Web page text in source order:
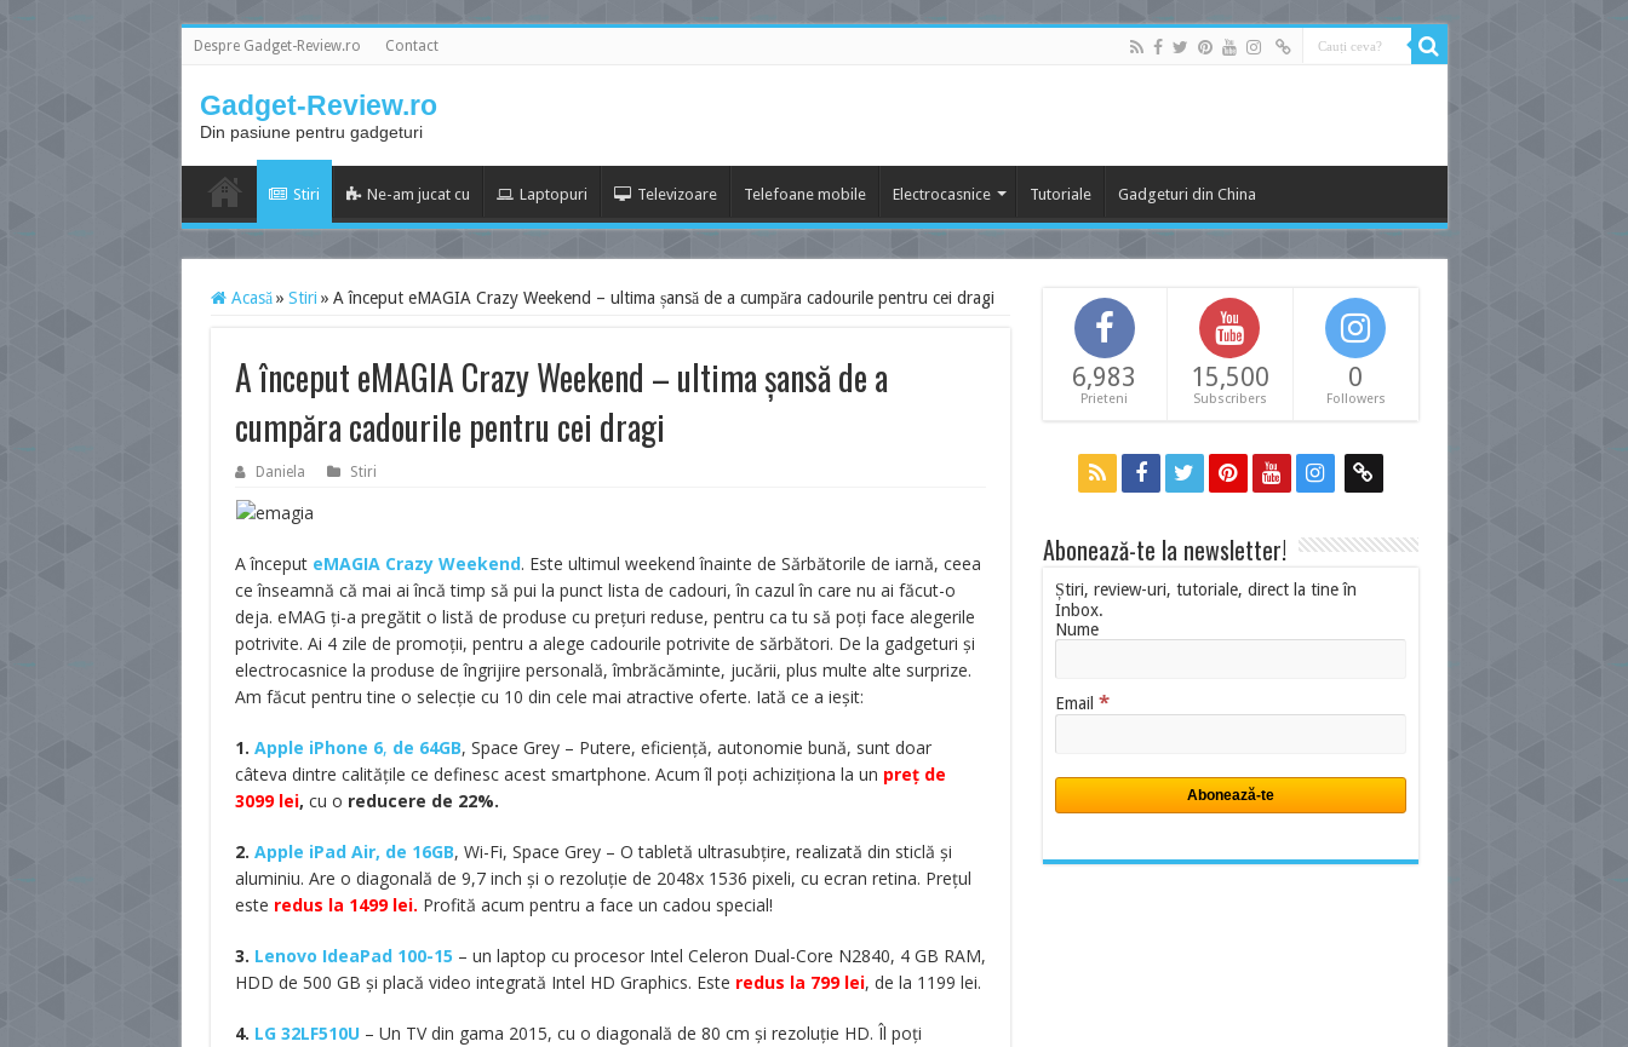
Despre Gadget-Review.ro Contact
Gadget-Review.ro
Din pasiune pentru gadgeturi
Stiri Ne-am jucat cu Laptopuri Televizoare Telefoane mobile Electrocasnice Tutoriale Gadgeturi din China
Acasă » Stiri » A început eMAGIA Crazy Weekend – ultima șansă de a cumpăra cadourile pentru cei dragi
A început eMAGIA Crazy Weekend – ultima șansă de a
cumpăra cadourile pentru cei dragi
Daniela Stiri
A început eMAGIA Crazy Weekend. Este ultimul weekend înainte de Sărbătorile de iarnă, ceea
ce înseamnă că mai ai încă timp să pui la punct lista de cadouri, în cazul în care nu ai făcut-o
deja. eMAG ți-a pregătit o listă de produse cu prețuri reduse, pentru ca tu să poți face alegerile
potrivite. Ai 4 zile de promoții, pentru a alege cadourile potrivite de sărbători. De la gadgeturi și
electrocasnice la produse de îngrijire personală, îmbrăcăminte, jucării, plus multe alte surprize.
Am făcut pentru tine o selecție cu 10 din cele mai atractive oferte. Iată ce a ieșit:
1. Apple iPhone 6, de 64GB, Space Grey – Putere, eficiență, autonomie bună, sunt doar
câteva dintre calitățile ce definesc acest smartphone. Acum îl poți achiziționa la un preț de
3099 lei, cu o reducere de 22%.
2. Apple iPad Air, de 16GB, Wi-Fi, Space Grey – O tabletă ultrasubțire, realizată din sticlă și
aluminiu. Are o diagonală de 9,7 inch și o rezoluție de 2048x 1536 pixeli, cu ecran retina. Prețul
este redus la 1499 lei. Profită acum pentru a face un cadou special!
3. Lenovo IdeaPad 100-15 – un laptop cu procesor Intel Celeron Dual-Core N2840, 4 GB RAM,
HDD de 500 GB și placă video integrată Intel HD Graphics. Este redus la 799 lei, de la 1199 lei.
4. LG 32LF510U– Un TV din gama 2015, cu o diagonală de 80 cm și rezoluție HD. Îl poți
6,983
Prieteni
15,500
Subscribers
0
Followers
Abonează-te la newsletter!
Știri, review-uri, tutoriale, direct la tine în
Inbox.
Nume
Email *